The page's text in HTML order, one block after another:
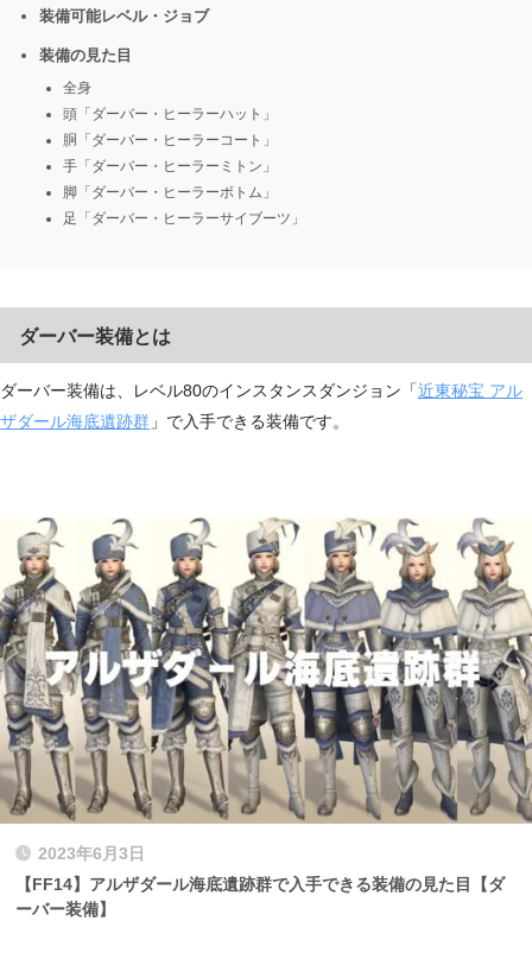
装備可能レベル・ジョブ
装備の見た目
全身
頭「ダーバー・ヒーラーハット」
胴「ダーバー・ヒーラーコート」
手「ダーバー・ヒーラーミトン」
脚「ダーバー・ヒーラーボトム」
足「ダーバー・ヒーラーサイブーツ」
ダーバー装備とは
ダーバー装備は、レベル80のインスタンスダンジョン「近東秘宝 アル
ザダール海底遺跡群 」で入手できる装備です。
2023年6月3日
【FF14】アルザダール海底遺跡群で入手できる装備の見た目【ダ
ーバー装備】